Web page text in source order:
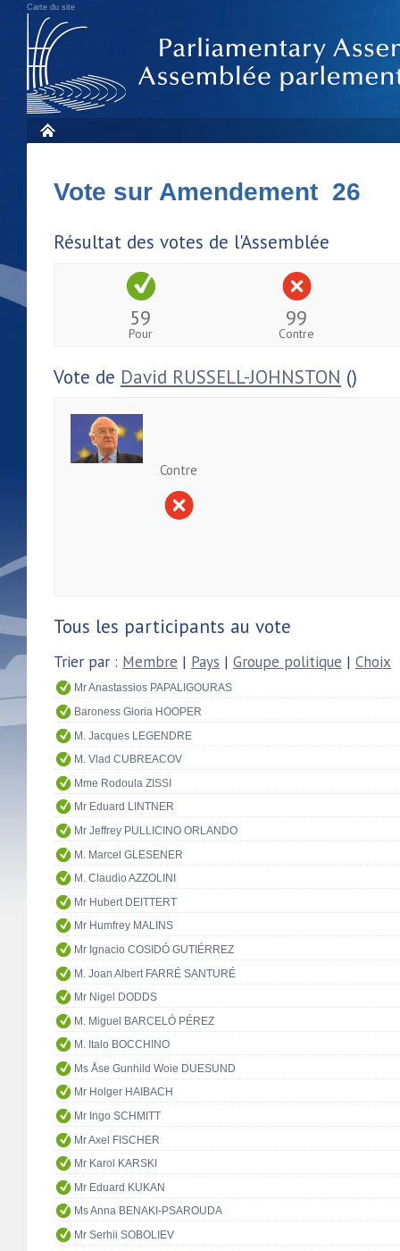
Carte du site
Vote sur Amendement 26
Résultat des votes de l'Assemblée
59
Pour
99
Contre
Vote de David RUSSELL-JOHNSTON ()
Contre
Tous les participants au vote
Trier par : Membre | Pays | Groupe politique | Choix
Mr Anastassios PAPALIGOURAS
Baroness Gloria HOOPER
M. Jacques LEGENDRE
M. Vlad CUBREACOV
Mme Rodoula ZISSI
Mr Eduard LINTNER
Mr Jeffrey PULLICINO ORLANDO
M. Marcel GLESENER
M. Claudio AZZOLINI
Mr Hubert DEITTERT
Mr Humfrey MALINS
Mr Ignacio COSIDÓ GUTIÉRREZ
M. Joan Albert FARRÉ SANTURÉ
Mr Nigel DODDS
M. Miguel BARCELÓ PÉREZ
M. Italo BOCCHINO
Ms Åse Gunhild Woie DUESUND
Mr Holger HAIBACH
Mr Ingo SCHMITT
Mr Axel FISCHER
Mr Karol KARSKI
Mr Eduard KUKAN
Ms Anna BENAKI-PSAROUDA
Mr Serhii SOBOLIEV